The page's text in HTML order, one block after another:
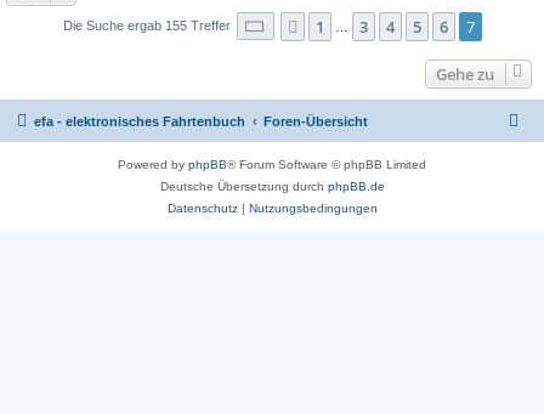
Die Suche ergab 155 Treffer Seite von 7
Vorherige
1 3 4 5 6 7
Gehe zu
efa - elektronisches Fahrtenbuch Foren-Übersicht
Powered by phpBB® Forum Software © phpBB Limited
Deutsche Übersetzung durch phpBB.de
Datenschutz| Nutzungsbedingungen